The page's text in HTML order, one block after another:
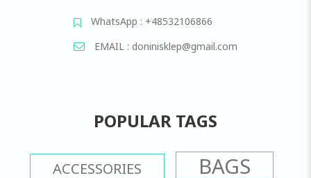
WhatsApp : +48532106866
EMAIL : doninisklep@gmail.com
POPULAR TAGS
ACCESSORIES BAGS